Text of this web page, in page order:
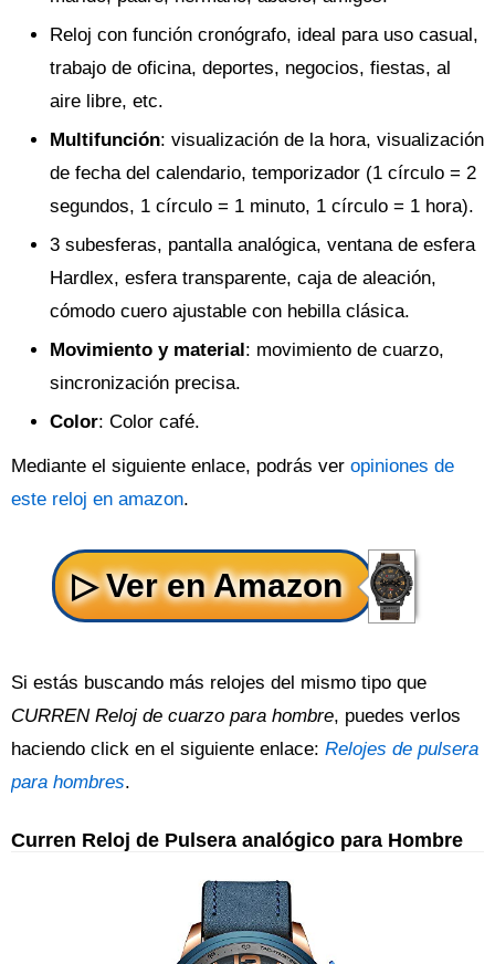
Reloj con función cronógrafo, ideal para uso casual,
trabajo de oficina, deportes, negocios, fiestas, al
aire libre, etc.
Multifunción: visualización de la hora, visualización
de fecha del calendario, temporizador (1 círculo = 2
segundos, 1 círculo = 1 minuto, 1 círculo = 1 hora).
3 subesferas, pantalla analógica, ventana de esfera
Hardlex, esfera transparente, caja de aleación,
cómodo cuero ajustable con hebilla clásica.
Movimiento y material: movimiento de cuarzo,
sincronización precisa.
Color: Color café.
Mediante el siguiente enlace, podrás ver opiniones de
este reloj en amazon.
Si estás buscando más relojes del mismo tipo que
CURREN Reloj de cuarzo para hombre, puedes verlos
haciendo click en el siguiente enlace: Relojes de pulsera
para hombres.
Curren Reloj de Pulsera analógico para Hombre